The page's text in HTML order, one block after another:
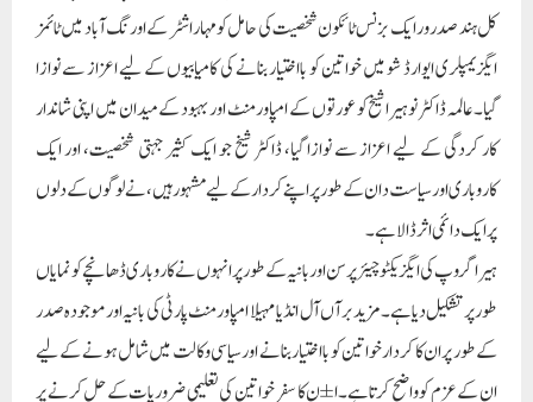
طور پر تشکیل دیا ہے۔ مزید برآں آل انڈیا مہیلا امپاورمنٹ پارٹی کی با نیہ اور موجودہ صدر
کے طور پر ان کا کردار خواتین کو بااختیار بنانے اور سیاسی وکالت میں شامل ہونے کے لیے
ان کے عزم کو واضح کرتا ہے۔ا ±ن کا سفر خواتین کی تعلیمی ضروریات کے حل کرنے پر
مبنی تھا۔انہوں نے 19 سال کی عمر میں لڑکیوں کے لیے دینی اور دنیاوی تعلیم کا آغاز کیا،
اور بعد میں 1998 میں تمام تر سہولیات سے آراستہ تربیتی اور تعلیمی مرکزی ادارہ قائم
کیا۔ یہ ادارہ جو 150 طالبات کے ساتھ شروع ہواتھا ، اب یہ اپنے آپ میں خود ایک
مثال ہے کہ وہ ایک معیاری تعلیمی مواقع فراہم کرنے میں کامیاب رہا ہے، جس
میں 1200 طالبات مفت تعلیم سے مستفید ہو رہی ہیں۔ 2007 میں اپنی تعلیمی
اقدامات میں مزید توسیع کرتے ہوئے عالمہ ڈاکٹر نوہیرا شیخ نے چندرگری گاو ¿ں میں
ایک رہائشی اسکول قائم کیا۔ مالی چیلنجز کا سامنا ہونے کے باوجود انہوں نے مضبوط ارادہ کا